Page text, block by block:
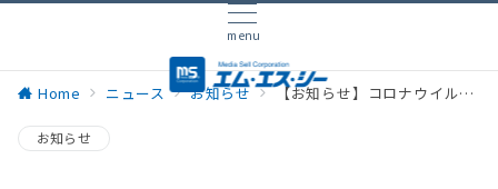
menu
Home ニュース お知らせ 【お知らせ】コロナウイルス対策による時短営業・延長のご案内（2020年3月26日時点）
お知らせ